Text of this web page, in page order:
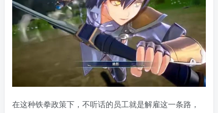
在这种铁拳政策下，不听话的员工就是解雇这一条路，